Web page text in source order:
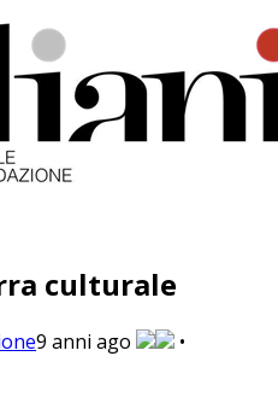
culturale
9 anni ago
•